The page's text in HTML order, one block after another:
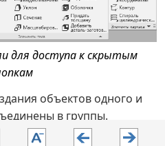
для доступа к скрытым
объектов одного и
в группы.
образуют команды